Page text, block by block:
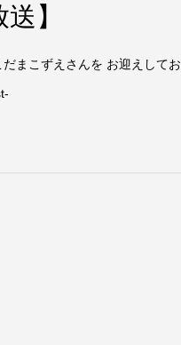
】
まこずえさんを お迎えしてお